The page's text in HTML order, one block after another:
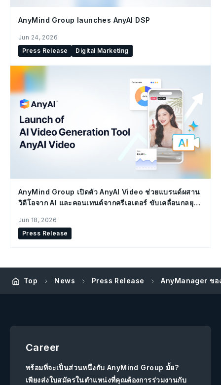
AnyMind Group launches AnyAI DSP
Jun 24, 2026
Press Release
Digital Marketing
AnyMind Group เปิดตัว AnyAI Video ช่วยแบรนด์ผสาน
วิดีโอจาก AI และคอนเทนต์จากครีเอเตอร์ ขับเคลื่อนกลยุทธ์
Jun 18, 2026
Press Release
Top News Press Release AnyManager ขอ
Career
พร้อมที่จะเป็นส่วนหนึ่งกับ AnyMind Group มั้ย?
เพียงส่งใบสมัครในตำแหน่งที่คุณต้องการร่วมงานกับ